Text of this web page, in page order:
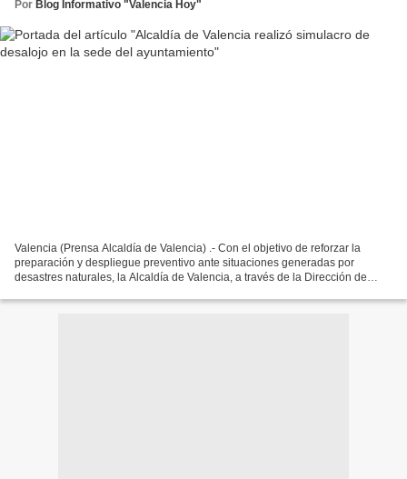
Por Blog Informativo "Valencia Hoy"
Valencia (Prensa Alcaldía de Valencia) .- Con el objetivo de reforzar la
preparación y despliegue preventivo ante situaciones generadas por
desastres naturales, la Alcaldía de Valencia, a través de la Dirección de